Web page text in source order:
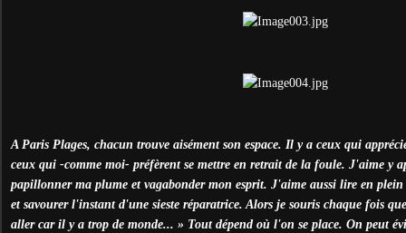
A Paris Plages, chacun trouve aisément son espace. Il y a ceux qui
ceux qui -comme moi- préfèrent se mettre en retrait de la foule. J'aime y
papillonner ma plume et vagabonder mon esprit. J'aime aussi lire en
et savourer l'instant d'une sieste réparatrice. Alors je souris chaque fois
aller car il y a trop de monde... » Tout dépend où l'on se place. On peut